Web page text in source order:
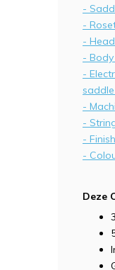
-
-
-
-
-
-
-
-
-
Deze